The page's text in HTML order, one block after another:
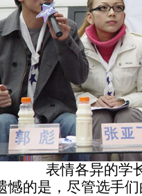
表情各异的学
的是，尽管选手们